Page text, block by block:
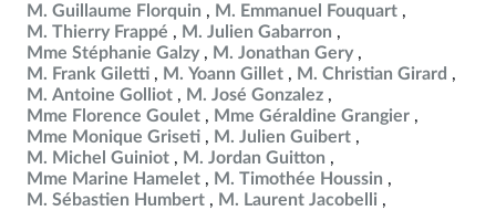
M. Guillaume Florquin
M. Emmanuel Fouquart
M. Thierry Frappé
M. Julien Gabarron
Mme Stéphanie Galzy
M. Jonathan Gery
M. Frank Giletti
M. Yoann Gillet
M. Christian Girard
M. Antoine Golliot
M. José Gonzalez
Mme Florence Goulet
Mme Géraldine Grangier
Mme Monique Griseti
M. Julien Guibert
M. Michel Guiniot
M. Jordan Guitton
Mme Marine Hamelet
M. Timothée Houssin
M. Sébastien Humbert
M. Laurent Jacobelli